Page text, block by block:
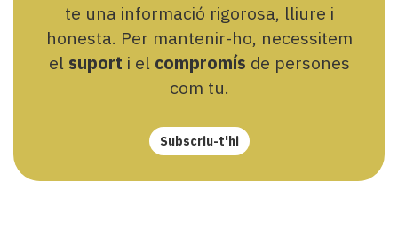
te una informació rigorosa, lliure i
honesta. Per mantenir-ho, necessitem
el suport i el compromís de persones
com tu.
Subscriu-t'hi